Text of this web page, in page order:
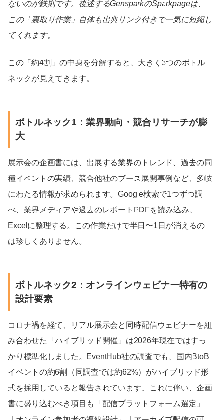
ないのが鉄則です。後述するGensparkのSparkpageは、
この「裏取り作業」自体も出典リンク付きで一気に短縮し
てくれます。
この「約4割」の中身を分解すると、大きく3つのボトル
ネックが見えてきます。
ボトルネック1：業界動向・競合リサーチが膨
大
展示会の企画書には、出展する業界のトレンド、過去の同
種イベントの実績、競合他社のブース展開事例など、多岐
にわたる情報が求められます。Google検索で1つずつ調
べ、業界メディアや過去のレポートPDFを読み込み、
Excelに整理する。この作業だけで半日〜1日が消えるの
は珍しくありません。
ボトルネック2：オンラインウェビナー特有の
設計要素
コロナ禍を経て、リアル展示会と同時配信ウェビナーを組
み合わせた「ハイブリッド開催」は2026年現在ではすっ
かり標準化しました。EventHub社の調査でも、国内BtoB
イベントの約6割（同調査では約62%）がハイブリッド形
式を採用していると報告されています。これに伴い、企画
書に盛り込むべき項目も「配信プラットフォーム選定」